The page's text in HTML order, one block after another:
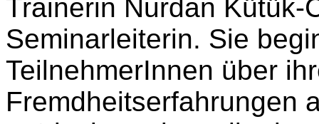
Trainerin Nurdan Kütük-
Seminarleiterin. Sie
TeilnehmerInnen über
Fremdheitserfahrungen